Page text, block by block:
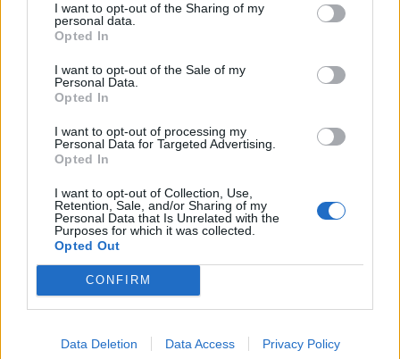
I want to opt-out of the Sharing of my
personal data.
Opted In
I want to opt-out of the Sale of my
Personal Data.
Opted In
I want to opt-out of processing my
Personal Data for Targeted Advertising.
Opted In
I want to opt-out of Collection, Use,
Retention, Sale, and/or Sharing of my
Personal Data that Is Unrelated with the
Purposes for which it was collected.
Opted Out
CONFIRM
Data Deletion Data Access Privacy Policy
NOBLESSEKAKOR / DUMLEKAKOR
Fantastiskt goda mördegskakor fyllda med Dumlekola
och täckta med en Noblessechoklad. Man kan kalla
dem både för Noblessekakor eller Dumlekakor
eftersom varje kaka innehåller både en Noblesseplatta
och en Dumlekola. Noblessekakor / Dumlekakor 12 st
bakpulver1/2 krm salt2 dl vetemjöl 12 folieformar12 st